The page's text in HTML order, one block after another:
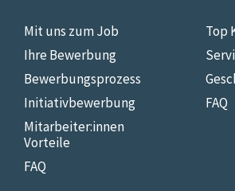
Mit uns zum Job
Ihre Bewerbung
Bewerbungsprozess
Initiativbewerbung
Mitarbeiter:innen
Vorteile
FAQ
Top
FAQ